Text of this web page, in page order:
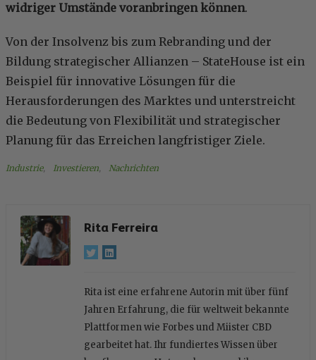
widriger Umstände voranbringen können.
Von der Insolvenz bis zum Rebranding und der
Bildung strategischer Allianzen – StateHouse ist ein
Beispiel für innovative Lösungen für die
Herausforderungen des Marktes und unterstreicht
die Bedeutung von Flexibilität und strategischer
Planung für das Erreichen langfristiger Ziele.
Industrie, Investieren, Nachrichten
Rita Ferreira
Rita ist eine erfahrene Autorin mit über fünf
Jahren Erfahrung, die für weltweit bekannte
Plattformen wie Forbes und Miister CBD
gearbeitet hat. Ihr fundiertes Wissen über